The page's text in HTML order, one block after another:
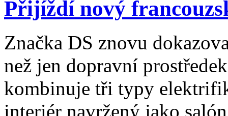
Přijíždí nový
Značka DS znovu
než jen dopravní
kombinuje tři typy
interiér navržený jako